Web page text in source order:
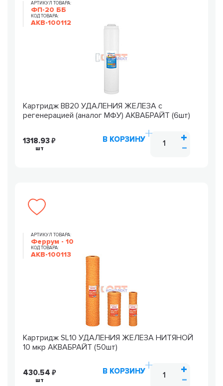
АРТИКУЛ ТОВАРА:
ФП-20 ББ
КОД ТОВАРА:
AKB-100112
Картридж ВВ20 УДАЛЕНИЯ ЖЕЛЕЗА с
регенерацией (аналог МФУ) АКВАБРАЙТ (6шт)
1318.93
шт
В КОРЗИНУ
АРТИКУЛ ТОВАРА:
Феррум - 10
КОД ТОВАРА:
AKB-100113
Картридж SL10 УДАЛЕНИЯ ЖЕЛЕЗА НИТЯНОЙ
10 мкр АКВАБРАЙТ (50шт)
430.54
шт
В КОРЗИНУ